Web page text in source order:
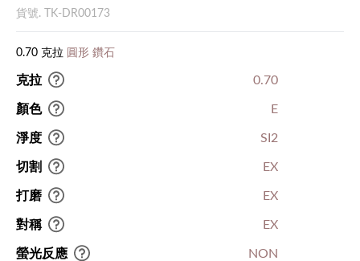
貨號. TK-DR00173
0.70 克拉 圓形 鑽石
克拉 0.70
顏色 E
淨度 SI2
切割 EX
打磨 EX
對稱 EX
螢光反應 NON